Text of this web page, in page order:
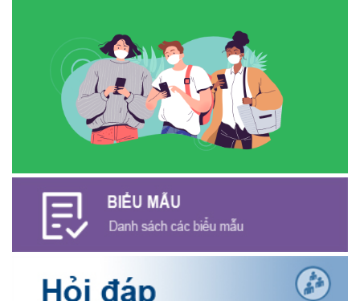
Phát biểu bế mạc Hội nghị Trung ương 3, khóa XIV của Tổng Bí
thư, Chủ tịch nước Tô Lâm
(26/07/2026)
NGÂN HÀNG CHÍNH SÁCH XÃ HỘI CƯ M’GAR: TỔ CHỨC CHO
QUỐC
(24/07/2026)
HỘI NÔNG DÂN XÃ CƯ M’GAR ĐẠI DIỆN TỈNH ĐẮK LẮK QUẢNG
(18/07/2026)